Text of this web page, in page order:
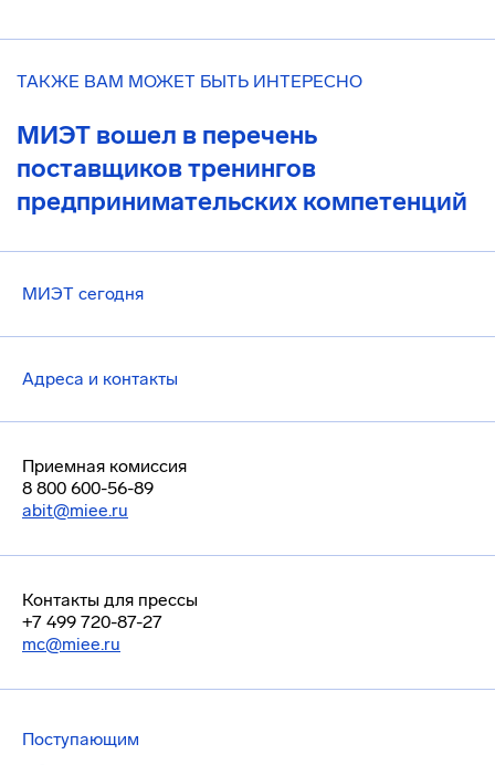
ТАКЖЕ ВАМ МОЖЕТ БЫТЬ ИНТЕРЕСНО
МИЭТ вошел в перечень
поставщиков тренингов
предпринимательских компетенций
МИЭТ сегодня
Адреса и контакты
Приемная комиссия
8 800 600-56-89
abit@miee.ru
Контакты для прессы
+7 499 720-87-27
mc@miee.ru
Поступающим